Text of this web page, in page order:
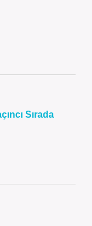
Sırada